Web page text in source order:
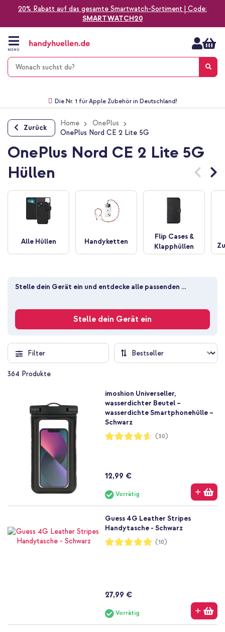
20% Rabatt auf das gesamte Smartwatch-Sortiment | Code:
SMARTWATCH20
Zum
Inhalt
springen
MENÜ
1-2 Werktage Lieferzeit*
Zurück
Home
OnePlus
OnePlus Nord CE 2 Lite 5G
OnePlus Nord CE 2 Lite 5G
Hüllen
Alle Hüllen Handyketten
Flip Cases &
Klapphüllen
Stelle dein Gerät ein und entdecke alle passenden
Stelle dein Gerät ein
Filter
364 Produkte
imoshion Universeller,
wasserdichter Beutel –
wasserdichte Smartphonehülle –
Schwarz
Bewertung:
92%
(30)
12,99 €
Vorrätig
Guess 4G Leather Stripes
Handytasche - Schwarz
Bewertung:
100%
(10)
27,99 €
Vorrätig